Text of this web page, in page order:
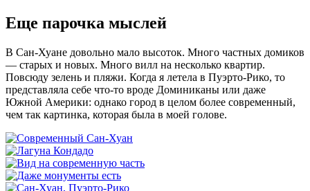
Еще парочка мыслей
В Сан-Хуане довольно мало высоток. Много частных домиков
— старых и новых. Много вилл на несколько квартир.
Повсюду зелень и пляжи. Когда я летела в Пуэрто-Рико, то
представляла себе что-то вроде Доминиканы или даже
Южной Америки: однако город в целом более современный,
чем так картинка, которая была в моей голове.